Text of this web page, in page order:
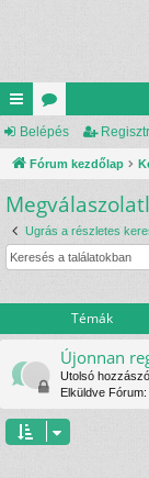
yo
rs
lin
ke
k
ór
u
m
ok
Belépés
Fórum kezdőlap
Ugrás a részletes
Témák
Újonnan
Utolsó
Elküldve Fórum: